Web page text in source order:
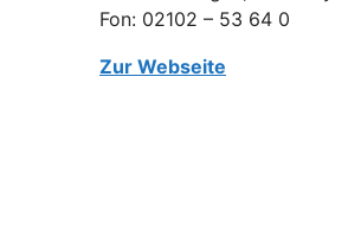
Fon: 02102 – 53 64 0
Zur Webseite